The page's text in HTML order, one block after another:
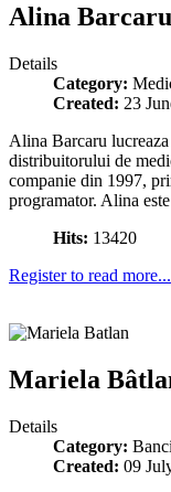
Alina
Details
Category:
Created: 23
Alina Barcaru
distribuitorului de
companie din 1997,
programator. Alina
Hits: 13420
Register to read more...
Mariela
Details
Category: Banci
Created: 09